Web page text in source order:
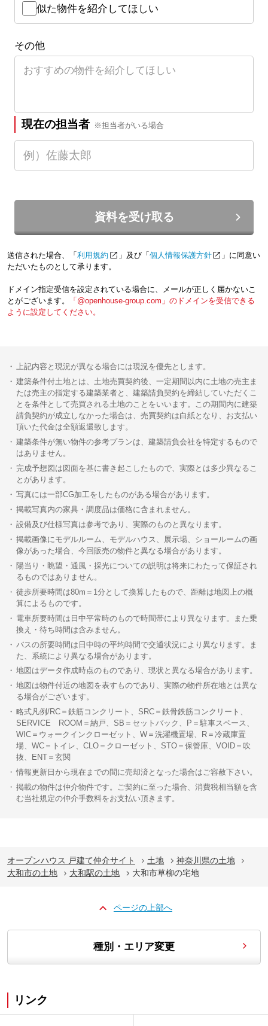
似た物件を紹介してほしい
その他
現在の担当者 ※担当者がいる場合
資料を受け取る
送信された場合、「 利用規約 」及び「 個人情報保護方針
」に同意い
ただいたものとして承ります。
ドメイン指定受信を設定されている場合に、メールが正しく届かないこ
とがございます。
「@openhouse-group.com」のドメインを受信できる
ように設定してください。
上記内容と現況が異なる場合には現況を優先とします。
建築条件付土地とは、土地売買契約後、一定期間以内に土地の売主ま
たは売主の指定する建築業者と、建築請負契約を締結していただくこ
とを条件として売買される土地のことをいいます。この期間内に建築
請負契約が成立しなかった場合は、売買契約は白紙となり、お支払い
頂いた代金は全額返還致します。
建築条件が無い物件の参考プランは、建築請負会社を特定するもので
はありません。
完成予想図は図面を基に書き起こしたもので、実際とは多少異なるこ
とがあります。
写真には一部CG加工をしたものがある場合があります。
掲載写真内の家具・調度品は価格に含まれません。
設備及び仕様写真は参考であり、実際のものと異なります。
掲載画像にモデルルーム、モデルハウス、展示場、ショールームの画
像があった場合、今回販売の物件と異なる場合があります。
陽当り・眺望・通風・採光についての説明は将来にわたって保証され
るものではありません。
徒歩所要時間は80m＝1分として換算したもので、距離は地図上の概
算によるものです。
電車所要時間は日中平常時のもので時間帯により異なります。また乗
換え・待ち時間は含みません。
バスの所要時間は日中時の平均時間で交通状況により異なります。ま
た、系統により異なる場合があります。
地図はデータ作成時点のものであり、現状と異なる場合があります。
地図は物件付近の地図を表すものであり、実際の物件所在地とは異な
る場合がございます。
略式凡例/RC＝鉄筋コンクリート、SRC＝鉄骨鉄筋コンクリート、
SERVICE ROOM＝納戸、SB＝セットバック、P＝駐車スペース、
WIC＝ウォークインクローゼット、W＝洗濯機置場、R＝冷蔵庫置
場、WC＝トイレ、CLO＝クローゼット、STO＝保管庫、VOID＝吹
抜、ENT＝玄関
情報更新日から現在までの間に売却済となった場合はご容赦下さい。
掲載の物件は仲介物件です。ご契約に至った場合、消費税相当額を含
む当社規定の仲介手数料をお支払い頂きます。
オープンハウス 戸建て仲介サイト 土地
神奈川県の土地
大和市の土地
大和駅の土地 大和市草柳の宅地
ページの上部へ
種別・エリア変更
リンク